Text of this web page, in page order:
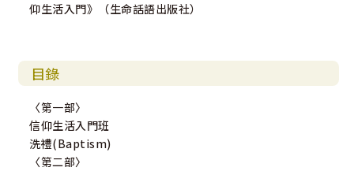
仰生活入門》（生命話語出版社）
目錄
〈第一部〉
信仰生活入門班
洗禮(Baptism)
〈第二部〉